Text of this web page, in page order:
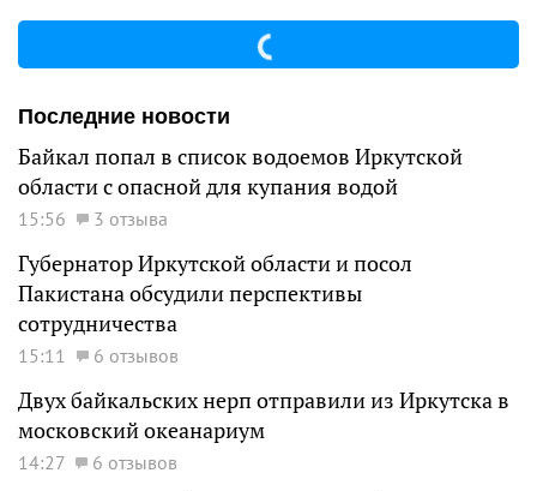
Последние новости
Байкал попал в список водоемов Иркутской
области с опасной для купания водой
15:56 3 отзыва
Губернатор Иркутской области и посол
Пакистана обсудили перспективы
сотрудничества
15:11 6 отзывов
Двух байкальских нерп отправили из Иркутска в
московский океанариум
14:27 6 отзывов